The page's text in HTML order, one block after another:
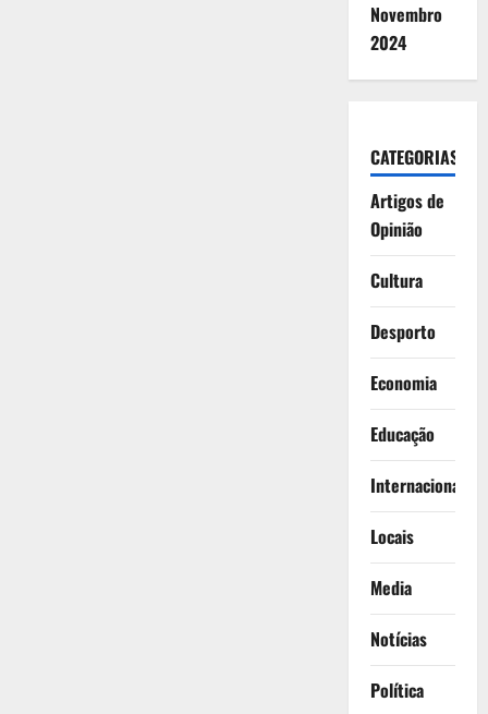
Novembro
2024
CATEGORIAS
Artigos de
Opinião
Cultura
Desporto
Economia
Educação
Internacionais
Locais
Media
Notícias
Política